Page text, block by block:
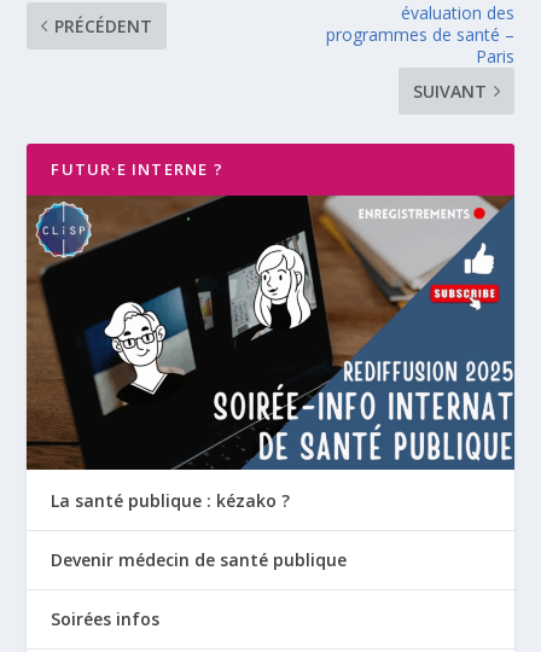
PRÉCÉDENT
évaluation des
programmes de santé –
Paris
SUIVANT
FUTUR·E INTERNE ?
La santé publique : kézako ?
Devenir médecin de santé publique
Soirées infos